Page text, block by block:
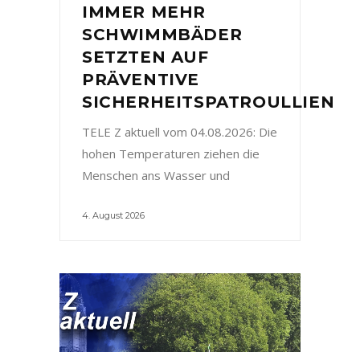
IMMER MEHR
SCHWIMMBÄDER
SETZTEN AUF
PRÄVENTIVE
SICHERHEITSPATROULLIEN
TELE Z aktuell vom 04.08.2026: Die
hohen Temperaturen ziehen die
Menschen ans Wasser und
4. August 2026